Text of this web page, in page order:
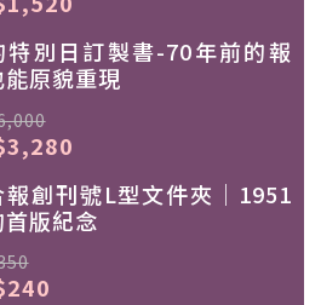
特別日訂製書-70年前的報
原貌重現
報創刊號L型文件夾｜1951
首版紀念